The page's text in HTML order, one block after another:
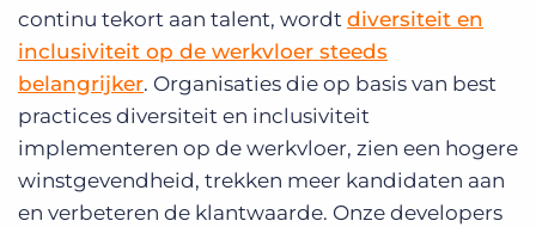
continu tekort aan talent, wordt diversiteit en
inclusiviteit op de werkvloer steeds
belangrijker. Organisaties die op basis van best
practices diversiteit en inclusiviteit
implementeren op de werkvloer, zien een hogere
winstgevendheid, trekken meer kandidaten aan
en verbeteren de klantwaarde. Onze developers